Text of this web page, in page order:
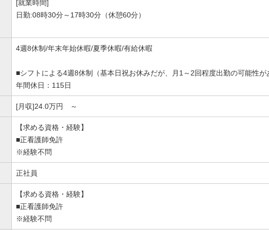
[就業時間]
日勤:08時30分～17時30分（休憩60分）
4週8休制/年末年始休暇/夏季休暇/有給休暇
■シフトによる4週8休制（基本日祝お休みだが、月1～2回程度出勤の可能性が
年間休日：115日
[月収]24.0万円 ～
【求める資格・経験】
■正看護師免許
※経験不問
正社員
【求める資格・経験】
■正看護師免許
※経験不問